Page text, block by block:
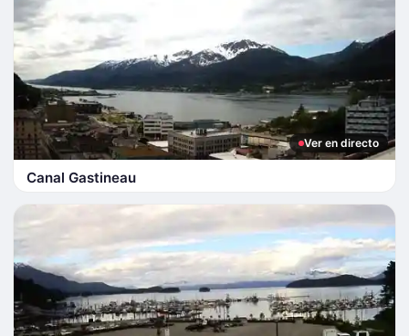
Ver en directo
Canal Gastineau